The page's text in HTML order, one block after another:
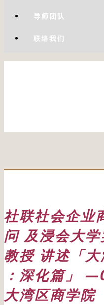
导师团队
联络我们
社联社会企业
问 及浸会大
教授 讲述「
：深化篇」
大湾区商学院